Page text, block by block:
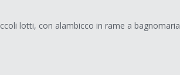
lotti, con alambicco in rame a bagnomaria